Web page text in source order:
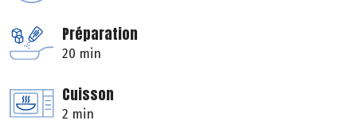
Préparation
20 min
Cuisson
2 min